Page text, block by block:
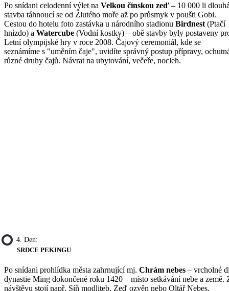
Po snídani celodenní výlet na Velkou čínskou zeď – 10 000 li
stavba táhnoucí se od Žlutého moře až po průsmyk v poušti Gobi.
Cestou do hotelu foto zastávka u národního stadionu Birdnest (Ptačí
hnízdo) a Watercube (Vodní kostky) – obě stavby byly postaveny
Letní olympijské hry v roce 2008. Čajový ceremoniál, kde se
seznámíme s "uměním čaje", uvidíte správný postup přípravy,
různé druhy čajů. Návrat na ubytování, večeře, nocleh.
4. Den:
SRDCE PEKINGU
Po snídani prohlídka města zahrnující mj. Chrám nebes – vrcholné
dynastie Ming dokončené roku 1420 – místo setkávání nebe a země.
návštěvu stojí např. Síň modliteb, Zeď ozvěn nebo Oltář Nebes.